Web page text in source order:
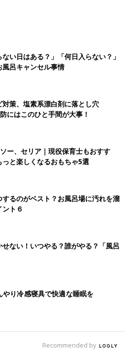
ない日はある？」「何日入らない？」
呂キャンセル事情
対策、塩素系漂白剤に落とし穴
はこのひと手間が大事！
ー、セリア｜現役保育士もおすす
と楽しくなるおもちゃ5選
するのがベスト？お風呂場に汚れを溜
ト６
ない！いつやる？誰がやる？「風呂
やり冷感寝具で快適な睡眠を
Recommended by